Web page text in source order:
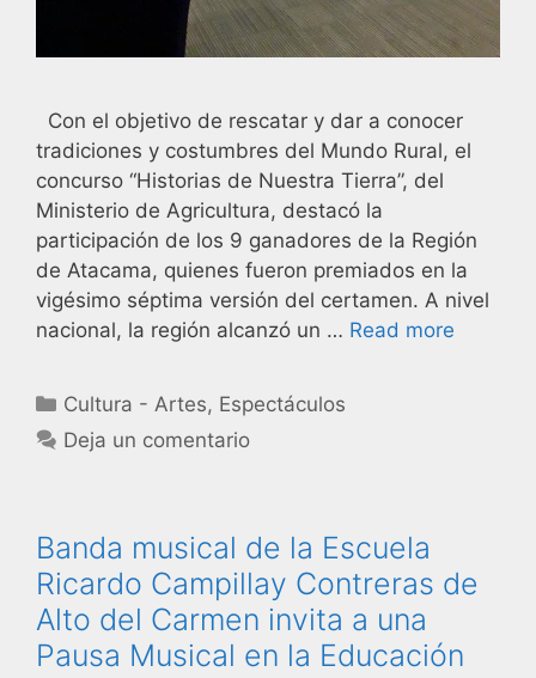
Con el objetivo de rescatar y dar a conocer
tradiciones y costumbres del Mundo Rural, el
concurso “Historias de Nuestra Tierra”, del
Ministerio de Agricultura, destacó la
participación de los 9 ganadores de la Región
de Atacama, quienes fueron premiados en la
vigésimo séptima versión del certamen. A nivel
nacional, la región alcanzó un … Read more
Cultura - Artes, Espectáculos
Deja un comentario
Banda musical de la Escuela
Ricardo Campillay Contreras de
Alto del Carmen invita a una
Pausa Musical en la Educación